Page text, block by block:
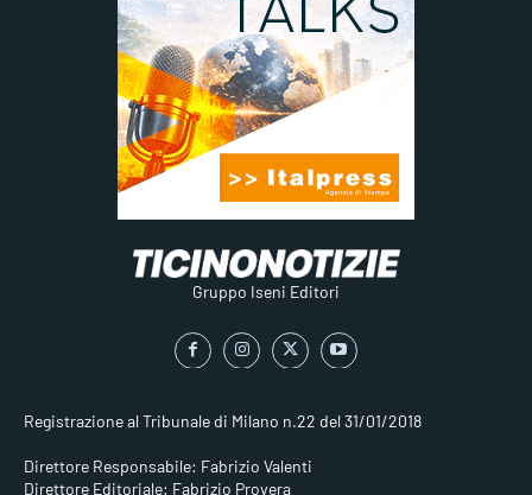
Gruppo Iseni Editori
Registrazione al Tribunale di Milano n.22 del 31/01/2018
Direttore Responsabile: Fabrizio Valenti
Direttore Editoriale: Fabrizio Provera